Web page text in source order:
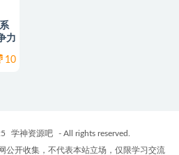
力
10
学神资源吧
- All rights reserved.
公开收集，不代表本站立场，仅限学习交流